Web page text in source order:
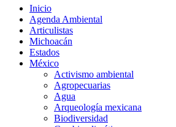
Inicio
Agenda Ambiental
Articulistas
Michoacán
Estados
México
Activismo ambiental
Agropecuarias
Agua
Arqueología mexicana
Biodiversidad